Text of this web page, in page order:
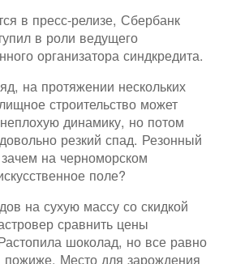
в пресс-релизе, Сбербанк
в роли ведущего
организатора синдкредита.
на протяжении нескольких
строительство может
динамику, но потом
резкий спад. Резонный
на черноморском
поле?
на сухую массу со скидкой
сравнить цены
шоколад, но все равно
пожиже. Место для зарождения